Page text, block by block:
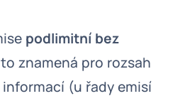
podlimitní bez
znamená pro rozsah
(u řady emisí